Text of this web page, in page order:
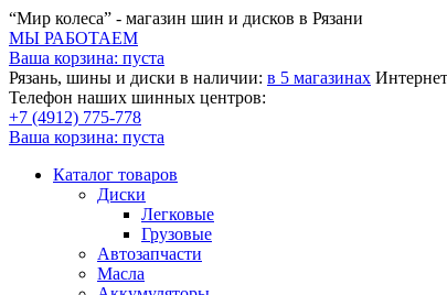
“Мир колеса” - магазин шин и дисков в Рязани
МЫ РАБОТАЕМ
Ваша корзина: пуста
Рязань, шины и диски в наличии: в 5 магазинах
Телефон наших шинных центров:
+7 (4912) 775-778
Ваша корзина: пуста
Каталог товаров
Диски
Легковые
Грузовые
Автозапчасти
Масла